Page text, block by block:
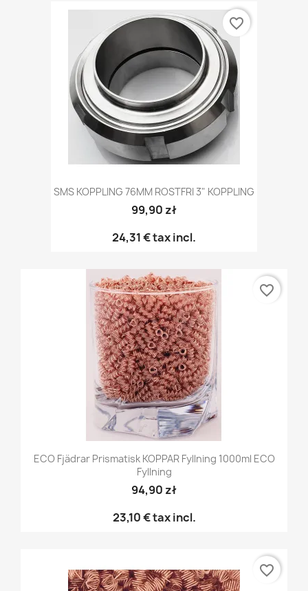
SMS KOPPLING 76MM ROSTFRI 3" KOPPLING
99,90 zł
24,31 €tax incl.
favorite_border
ECO Fjädrar Prismatisk KOPPAR Fyllning 1000ml ECO
Fyllning
94,90 zł
23,10 €tax incl.
favorite_border
favorite_border